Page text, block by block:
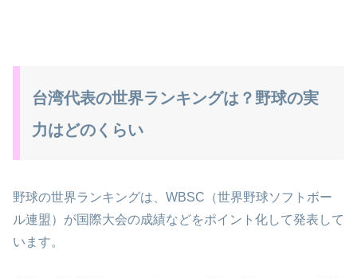
台湾代表の世界ランキングは？野球の実
力はどのくらい
野球の世界ランキングは、WBSC（世界野球ソフトボー
ル連盟）が国際大会の成績などをポイント化して発表して
います。